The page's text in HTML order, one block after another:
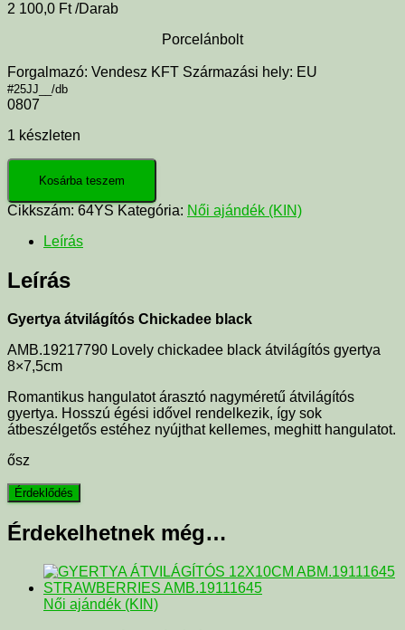
2 100,0 Ft /Darab
Porcelánbolt
Forgalmazó: Vendesz KFT Származási hely: EU
#25JJ__/db
0807
1 készleten
Kosárba teszem
Cikkszám: 64YS Kategória: Női ajándék (KIN)
Leírás
Leírás
Gyertya átvilágítós Chickadee black
AMB.19217790 Lovely chickadee black átvilágítós gyertya
8×7,5cm
Romantikus hangulatot árasztó nagyméretű átvilágítós
gyertya. Hosszú égési idővel rendelkezik, így sok
átbeszélgetős estéhez nyújthat kellemes, meghitt hangulatot.
ősz
Érdekelhetnek még…
Női ajándék (KIN)